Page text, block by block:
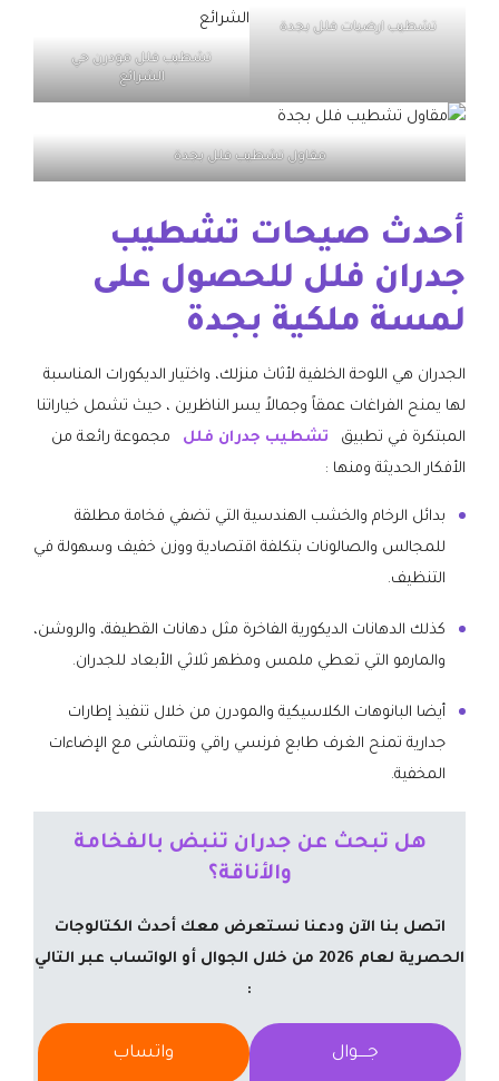
تشطيب ارضيات فلل بجدة
تشطيب فلل مودرن حي
الشرائع
مقاول تشطيب فلل بجدة
​أحدث صيحات تشطيب
جدران فلل للحصول على
لمسة ملكية بجدة
​الجدران هي اللوحة الخلفية لأثاث منزلك، واختيار الديكورات المناسبة
لها يمنح الفراغات عمقاً وجمالاً يسر الناظرين ، حيث تشمل خياراتنا
المبتكرة في تطبيق
تشطيب جدران فلل
مجموعة رائعة من
الأفكار الحديثة ومنها :
​بدائل الرخام والخشب الهندسية التي تضفي فخامة مطلقة
للمجالس والصالونات بتكلفة اقتصادية ووزن خفيف وسهولة في
التنظيف.
​كذلك الدهانات الديكورية الفاخرة مثل دهانات القطيفة، والروشن،
والمارمو التي تعطي ملمس ومظهر ثلاثي الأبعاد للجدران.
​أيضا البانوهات الكلاسيكية والمودرن من خلال تنفيذ إطارات
جدارية تمنح الغرف طابع فرنسي راقي وتتماشى مع الإضاءات
المخفية.
​هل تبحث عن جدران تنبض بالفخامة
والأناقة؟
اتصل بنا الآن ودعنا نستعرض معك أحدث الكتالوجات
الحصرية لعام 2026 من خلال الجوال أو الواتساب عبر التالي
:
جــــوال واتساب